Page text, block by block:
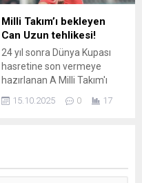
belirlendi ...
Milli Takım’ı bekleyen
Can Uzun tehlikesi!
24 yıl sonra Dünya Kupası
hasretine son vermeye
hazırlanan A Milli Takım'ı
Can Uzun tehlikesi bekliyor.
Vincenzo Montella'nın
15.10.2025 0 17